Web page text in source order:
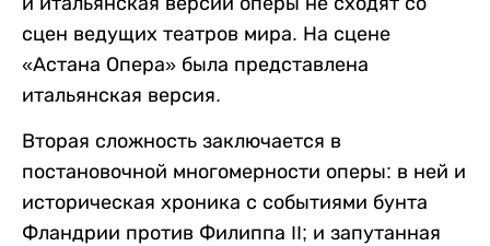
сцен ведущих театров мира. На сцене
«Астана Опера» была представлена
итальянская версия.
Вторая сложность заключается в
постановочной многомерности оперы: в ней и
историческая хроника с событиями бунта
Фландрии против Филиппа II; и запутанная